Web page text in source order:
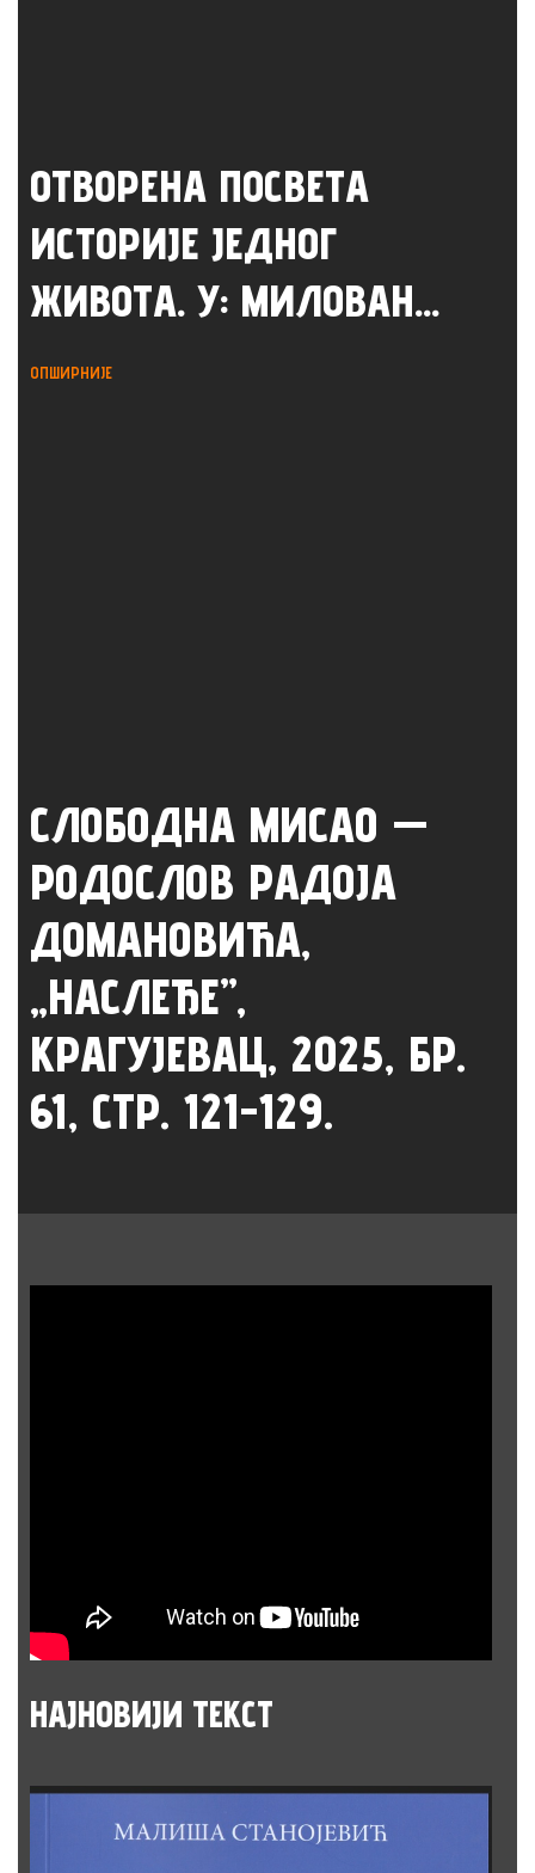
ОТВОРЕНА ПОСВЕТА
ИСТОРИЈЕ ЈЕДНОГ
ЖИВОТА. У: МИЛОВАН...
ОПШИРНИЈЕ
СЛОБОДНА МИСАО —
РОДОСЛОВ РАДОЈА
ДОМАНОВИЋА,
„НАСЛЕЂЕ”,
КРАГУЈЕВАЦ, 2025, БР.
61, СТР. 121-129.
НАЈНОВИЈИ ТЕКСТ